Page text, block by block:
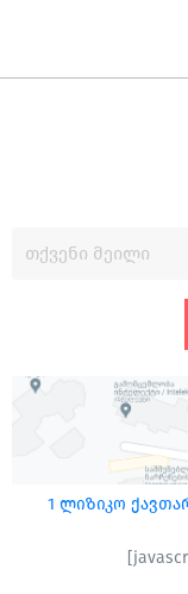
1 ლიზიკო